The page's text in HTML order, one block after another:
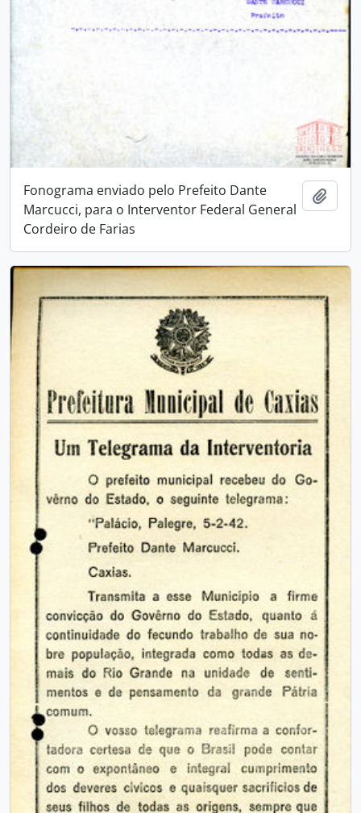
Fonograma enviado pelo Prefeito Dante
Marcucci, para o Interventor Federal General
Cordeiro de Farias